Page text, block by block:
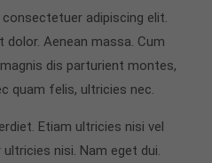
adipiscing elit.
Aenean massa. Cum
dis parturient montes,
quam felis, ultricies nec.
Etiam ultricies nisi vel
nisi. Nam eget dui.